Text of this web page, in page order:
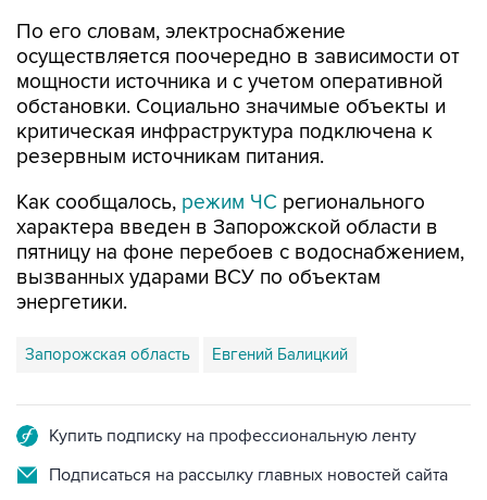
По его словам, электроснабжение
осуществляется поочередно в зависимости от
мощности источника и с учетом оперативной
обстановки. Социально значимые объекты и
критическая инфраструктура подключена к
резервным источникам питания.
Как сообщалось, режим ЧС регионального
характера введен в Запорожской области в
пятницу на фоне перебоев с водоснабжением,
вызванных ударами ВСУ по объектам
энергетики.
Запорожская область Евгений Балицкий
Купить подписку на профессиональную ленту
Подписаться на рассылку главных новостей сайта